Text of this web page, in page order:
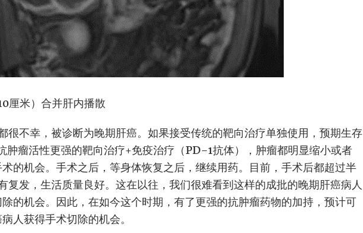
厘米）合并肝内播散
很不幸，被诊断为晚期肝癌。如果接受传统的靶向治疗单独使用，预期生存
肿瘤活性更强的靶向治疗+免疫治疗（PD-1抗体），肿瘤都明显缩小或者
的机会。手术之后，等身体恢复之后，继续用药。目前，手术后都超过半
复发，生活质量良好。这在以往，我们很难看到这样的成批的晚期肝癌病人
的机会。因此，在如今这个时期，有了更强的抗肿瘤药物的加持，预计可
人获得手术切除的机会。